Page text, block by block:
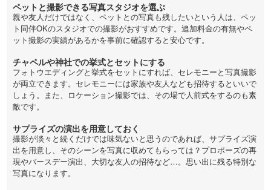
ペットと撮影できる写真スタジオを選ぶ
親や友人だけではなく、ペットとの写真も残したいという人は、ペッ
ト同伴OKのスタジオでの撮影がおすすめです。追加料金の有無やペ
ット撮影の実績があるかを事前に確認すると安心です。
チャペルや神社での挙式とセットにする
フォトウエディングと挙式をセットにすれば、セレモニーと写真撮影
が両立できます。セレモニーには家族や友人なども招待するといいで
しょう。また、ロケーション撮影では、その場で人前式をするのも素
敵です。
サプライズの演出を用意しておく
撮影が淡々と続くだけでは味気ないと思うのであれば、サプライズ演
出を用意し、そのシーンを写真に収めてもらっては？プロポーズの再
現やバースデー演出、大切な友人の招待など…。思い出に残る特別な
写真になります。